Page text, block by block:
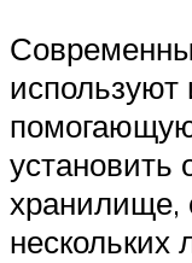
используют
установить
хранилище,
нескольких